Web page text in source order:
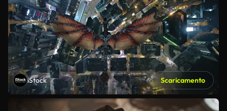
iStock Scaricamento